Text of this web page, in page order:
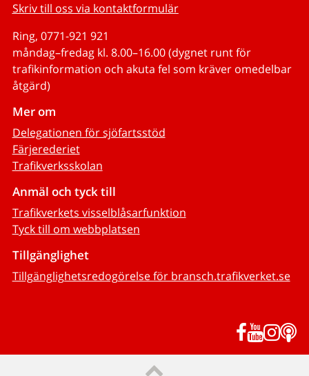
Skriv till oss via kontaktformulär
Ring, 0771-921 921
måndag–fredag kl. 8.00–16.00 (dygnet runt för
trafikinformation och akuta fel som kräver omedelbar
åtgärd)
Mer om
Delegationen för sjöfartsstöd
Färjerederiet
Trafikverksskolan
Anmäl och tyck till
Trafikverkets visselblåsarfunktion
Tyck till om webbplatsen
Tillgänglighet
Tillgänglighetsredogörelse för bransch.trafikverket.se
Facebook
YouTube